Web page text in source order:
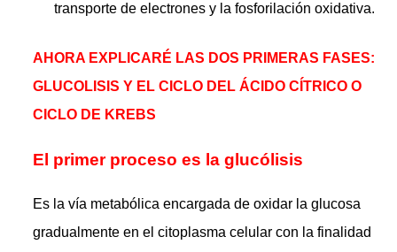
transporte de electrones y la fosforilación oxidativa.
AHORA EXPLICARÉ LAS DOS PRIMERAS FASES:
GLUCOLISIS Y EL CICLO DEL ÁCIDO CÍTRICO O
CICLO DE KREBS
El primer proceso es la glucólisis
Es la vía metabólica encargada de oxidar la glucosa
gradualmente en el citoplasma celular con la finalidad